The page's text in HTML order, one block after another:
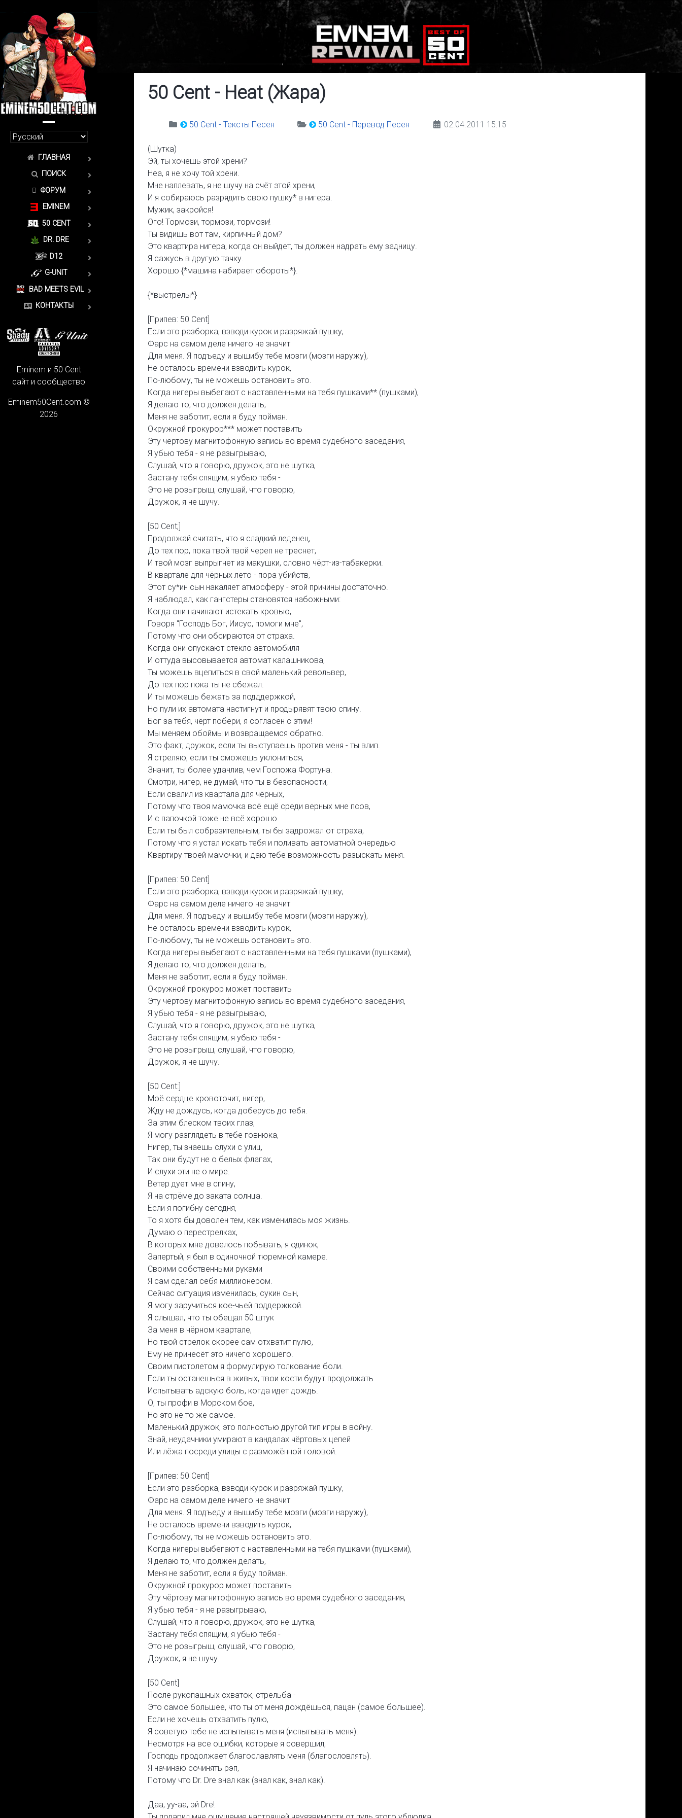
50 Cent - Heat (Жара)
50 Cent - Тексты Песен 50 Cent - Перевод Песен 02.04.2011 15:15
(Шутка)
Эй, ты хочешь этой хрени?
Неа, я не хочу той хрени.
Мне наплевать, я не шучу на счёт этой хрени,
И я собираюсь разрядить свою пушку* в нигера.
Мужик, закройся!
Ого! Тормози, тормози, тормози!
Ты видишь вот там, кирпичный дом?
Это квартира нигера, когда он выйдет, ты должен надрать ему задницу.
Я сажусь в другую тачку.
Хорошо {*машина набирает обороты*}.
{*выстрелы*}
[Припев: 50 Cent]
Если это разборка, взводи курок и разряжай пушку,
Фарс на самом деле ничего не значит
Для меня. Я подъеду и вышибу тебе мозги (мозги наружу),
Не осталось времени взводить курок,
По-любому, ты не можешь остановить это.
Когда нигеры выбегают с наставленными на тебя пушками** (пушками),
Я делаю то, что должен делать,
Меня не заботит, если я буду пойман.
Окружной прокурор*** может поставить
Эту чёртову магнитофонную запись во время судебного заседания,
Я убью тебя - я не разыгрываю,
Слушай, что я говорю, дружок, это не шутка,
Застану тебя спящим, я убью тебя -
Это не розыгрыш, слушай, что говорю,
Дружок, я не шучу.
[50 Cent;]
Продолжай считать, что я сладкий леденец,
До тех пор, пока твой твой череп не треснет,
И твой мозг выпрыгнет из макушки, словно чёрт-из-табакерки.
В квартале для чёрных лето - пора убийств,
Этот су*ин сын накаляет атмосферу - этой причины достаточно.
Я наблюдал, как гангстеры становятся набожными:
Когда они начинают истекать кровью,
Говоря "Господь Бог, Иисус, помоги мне",
Потому что они обсираются от страха.
Когда они опускают стекло автомобиля
И оттуда высовывается автомат калашникова,
Ты можешь вцепиться в свой маленький револьвер,
До тех пор пока ты не сбежал.
И ты можешь бежать за подддержкой,
Но пули их автомата настигнут и продырявят твою спину.
Бог за тебя, чёрт побери, я согласен с этим!
Мы меняем обоймы и возвращаемся обратно.
Это факт, дружок, если ты выступаешь против меня - ты влип.
Я стреляю, если ты сможешь уклониться,
Значит, ты более удачлив, чем Госпожа Фортуна.
Смотри, нигер, не думай, что ты в безопасности,
Если свалил из квартала для чёрных,
Потому что твоя мамочка всё ещё среди верных мне псов,
И с папочкой тоже не всё хорошо.
Если ты был собразительным, ты бы задрожал от страха,
Потому что я устал искать тебя и поливать автоматной очередью
Квартиру твоей мамочки, и даю тебе возможность разыскать меня.
[Припев: 50 Cent]
Если это разборка, взводи курок и разряжай пушку,
Фарс на самом деле ничего не значит
Для меня. Я подъеду и вышибу тебе мозги (мозги наружу),
Не осталось времени взводить курок,
По-любому, ты не можешь остановить это.
Когда нигеры выбегают с наставленными на тебя пушками (пушками),
Я делаю то, что должен делать,
Меня не заботит, если я буду пойман.
Окружной прокурор может поставить
Эту чёртову магнитофонную запись во время судебного заседания,
Я убью тебя - я не разыгрываю,
Слушай, что я говорю, дружок, это не шутка,
Застану тебя спящим, я убью тебя -
Это не розыгрыш, слушай, что говорю,
Дружок, я не шучу.
[50 Cent:]
Моё сердце кровоточит, нигер,
Жду не дождусь, когда доберусь до тебя.
За этим блеском твоих глаз,
Я могу разглядеть в тебе говнюка,
Нигер, ты знаешь слухи с улиц,
Так они будут не о белых флагах,
И слухи эти не о мире.
Ветер дует мне в спину,
Я на стрёме до заката солнца.
Если я погибну сегодня,
То я хотя бы доволен тем, как изменилась моя жизнь.
Думаю о перестрелках,
В которых мне довелось побывать, я одинок,
Запертый, я был в одиночной тюремной камере.
Своими собственными руками
Я сам сделал себя миллионером.
Сейчас ситуация изменилась, сукин сын,
Я могу заручиться кое-чьей поддержкой.
Я слышал, что ты обещал 50 штук
За меня в чёрном квартале,
Но твой стрелок скорее сам отхватит пулю,
Ему не принесёт это ничего хорошего.
Своим пистолетом я формулирую толкование боли.
Если ты останешься в живых, твои кости будут продолжать
Испытывать адскую боль, когда идет дождь.
О, ты профи в Морском бое,
Но это не то же самое.
Маленький дружок, это полностью другой тип игры в войну.
Знай, неудачники умирают в кандалах чёртовых цепей
Или лёжа посреди улицы с разможённой головой.
[Припев: 50 Cent]
Если это разборка, взводи курок и разряжай пушку,
Фарс на самом деле ничего не значит
Для меня. Я подъеду и вышибу тебе мозги (мозги наружу),
Не осталось времени взводить курок,
По-любому, ты не можешь остановить это.
Когда нигеры выбегают с наставленными на тебя пушками (пушками),
Я делаю то, что должен делать,
Меня не заботит, если я буду пойман.
Окружной прокурор может поставить
Эту чёртову магнитофонную запись во время судебного заседания,
Я убью тебя - я не разыгрываю,
Слушай, что я говорю, дружок, это не шутка,
Застану тебя спящим, я убью тебя -
Это не розыгрыш, слушай, что говорю,
Дружок, я не шучу.
[50 Cent]
После рукопашных схваток, стрельба -
Это самое большее, что ты от меня дождёшься, пацан (самое большее).
Если не хочешь отхватить пулю,
Я советую тебе не испытывать меня (испытывать меня).
Несмотря на все ошибки, которые я совершил,
Господь продолжает благославлять меня (благословлять).
Я начинаю сочинять рэп,
Потому что Dr. Dre знал как (знал как, знал как).
Даа, уу-аа, эй Dre!
ГЛАВНАЯ
ПОИСК
ФОРУМ
EMINEM
50 CENT
DR. DRE
D12
G-UNIT
BAD MEETS EVIL
КОНТАКТЫ
Eminem и 50 Cent
сайт и сообщество
Eminem50Cent.com ©
2026